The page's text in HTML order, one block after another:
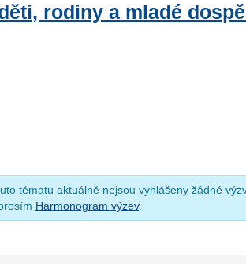
rodiny a mladé
tématu aktuálně nejsou vyhlášeny žádné
Harmonogram výzev.